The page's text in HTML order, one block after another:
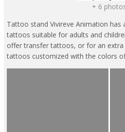
+ 6
Tattoo stand Vivireve Animation
tattoos suitable for adults and
offer transfer tattoos, or for an
tattoos customized with the colors